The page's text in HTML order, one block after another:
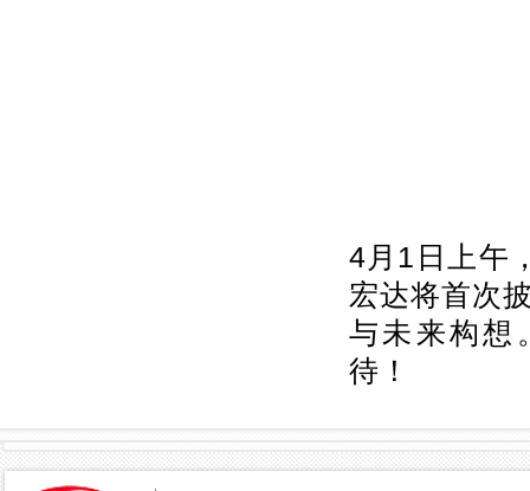
4月1日上午
宏达将首次
与未来构想
待！